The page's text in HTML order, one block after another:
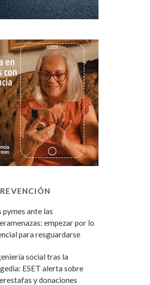
pymes ante las
empezar por lo
para resguardarse
social tras la
ESET alerta sobre
y donaciones